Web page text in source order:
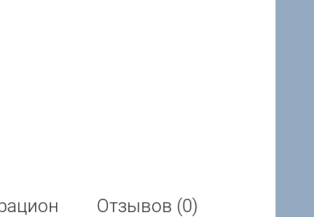
Отзывов (0)